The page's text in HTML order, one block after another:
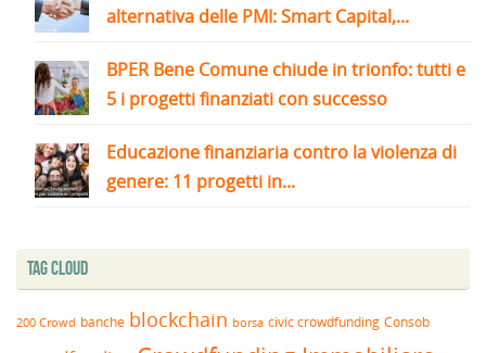
alternativa delle PMI: Smart Capital,...
BPER Bene Comune chiude in trionfo: tutti e
5 i progetti finanziati con successo
Educazione finanziaria contro la violenza di
genere: 11 progetti in...
Tag Cloud
200 Crowd banche blockchain borsa civic crowdfunding Consob